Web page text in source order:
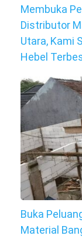
Membuka
Distributor
Utara, Kami
Hebel
Buka
Material